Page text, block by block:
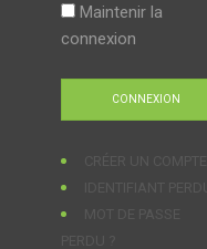
Maintenir la
connexion